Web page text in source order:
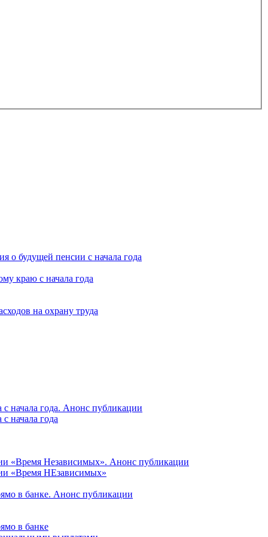
о будущей пенсии с начала года
краю с начала года
на охрану труда
начала года. Анонс публикации
начала года
«Время Независимых». Анонс публикации
«Время НЕзависимых»
в банке. Анонс публикации
в банке